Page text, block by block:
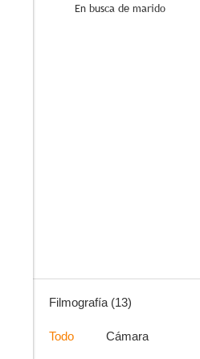
En busca de marido
Filmografía (13)
Todo Cámara